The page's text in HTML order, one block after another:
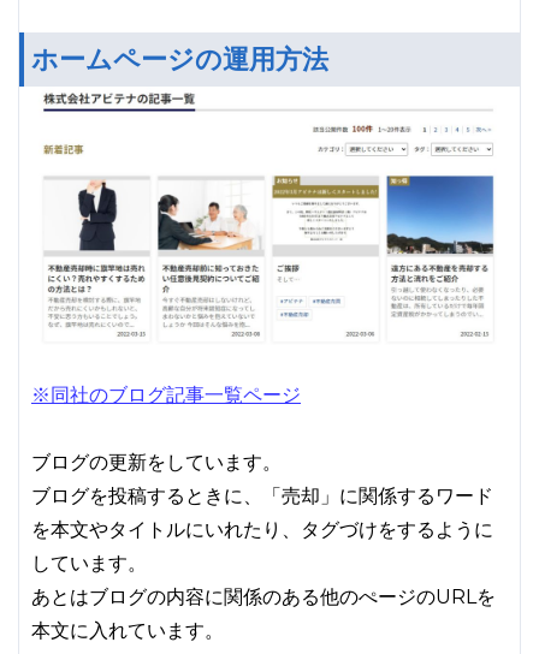
ホームページの運用方法
※同社のブログ記事一覧ページ
ブログの更新をしています。
ブログを投稿するときに、「売却」に関係するワード
を本文やタイトルにいれたり、タグづけをするように
しています。
あとはブログの内容に関係のある他のぺージのURLを
本文に入れています。